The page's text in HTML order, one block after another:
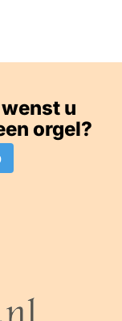
u
orgel?